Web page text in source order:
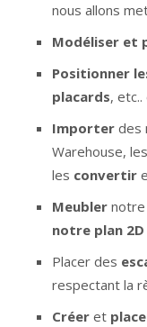
nous allons
Modéliser et
Positionner
placards,
Importerdes
Warehouse, les
les convertir
Meubler notre
notre plan 2D
Placer des
respectant la
Créer et